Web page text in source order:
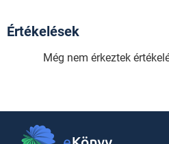
Értékelések
Még nem érkeztek